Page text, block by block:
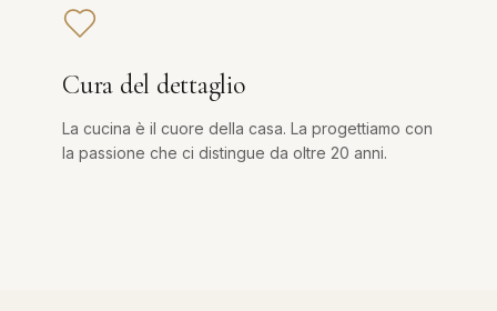
Cura del dettaglio
La cucina è il cuore della casa. La progettiamo con
la passione che ci distingue da oltre 20 anni.